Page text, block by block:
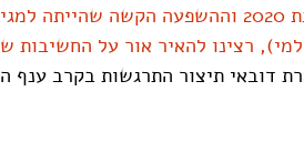
לתעשיית האירוח בשנת 2020 וההשפעה
רצינו להאיר אור על החשיבות
דובאי תיצור התרגשות בקרב ענף